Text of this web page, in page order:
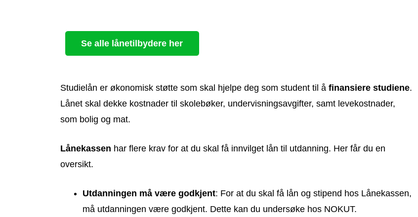
Se alle lånetilbydere her
Studielån er økonomisk støtte som skal hjelpe deg som student til å finansiere studiene.
Lånet skal dekke kostnader til skolebøker, undervisningsavgifter, samt levekostnader,
som bolig og mat.
Lånekassen har flere krav for at du skal få innvilget lån til utdanning. Her får du en
oversikt.
Utdanningen må være godkjent: For at du skal få lån og stipend hos Lånekassen,
må utdanningen være godkjent. Dette kan du undersøke hos NOKUT.